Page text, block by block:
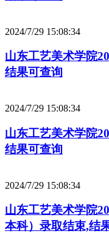
2024/7/29 15:08:34
山东工艺美术学院
结果可查询
2024/7/29 15:08:34
山东工艺美术学院
结果可查询
2024/7/29 15:08:34
山东工艺美术学院
本科）录取结束,结